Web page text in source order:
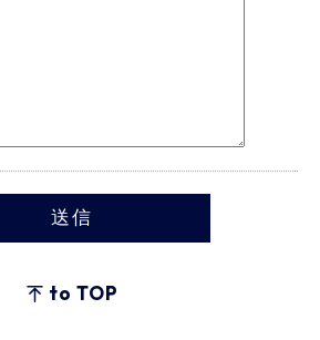
to TOP